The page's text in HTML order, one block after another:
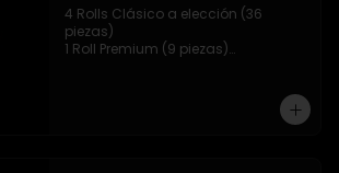
4 Rolls Clásico a elección (36
piezas)
1 Roll Premium (9 piezas)